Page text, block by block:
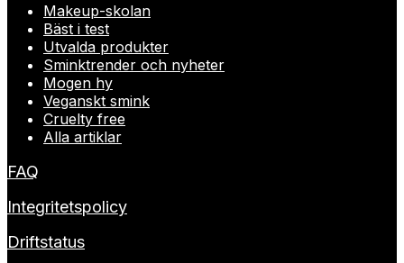
Makeup-skolan
Bäst i test
Utvalda produkter
Sminktrender och nyheter
Mogen hy
Veganskt smink
Cruelty free
Alla artiklar
FAQ
Integritetspolicy
Driftstatus